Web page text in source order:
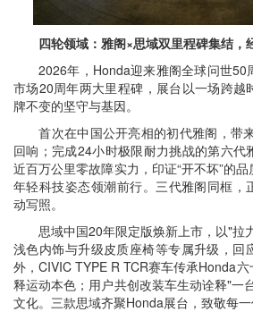
四轮领域：雅阁×思域双里程碑集结，
2026年，Honda迎来雅阁全球问世50
市场20周年两大里程碑，展台以一场跨越
牌不变的坚守与基因。
首次在中国公开亮相的初代雅阁，带
回响；完成24小时极限耐力挑战的第六代
近百万公里零故障实力，印证“开不坏”的
年轻科技姿态领潮前行。三代雅阁同框，
动写照。
思域中国20年限定版焕新上市，以"拉
浅色内饰与升级皮质座椅等专属升级，回
外，CIVIC TYPE R TCR赛车传承Honda
释运动本色；用户共创改装车生动诠释"一
文化。三款思域齐聚Honda展台，致敬每一